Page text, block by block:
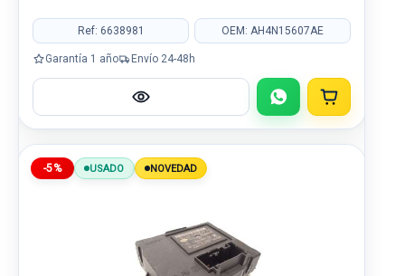
Ref: 6638981 OEM: AH4N15607AE
Garantía 1 año Envío 24-48h
-5% USADO NOVEDAD